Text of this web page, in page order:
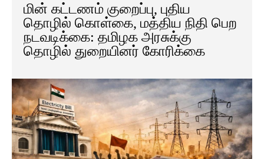
மின் கட்டணம் குறைப்பு, புதிய
தொழில் கொள்கை, மத்திய நிதி பெற
நடவடிக்கை: தமிழக அரசுக்கு
தொழில் துறையினர் கோரிக்கை